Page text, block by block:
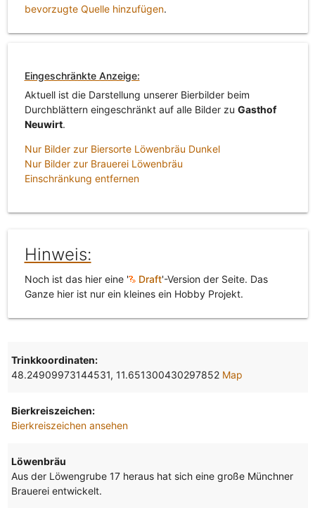
bevorzugte Quelle hinzufügen.
Eingeschränkte Anzeige:
Aktuell ist die Darstellung unserer Bierbilder beim
Durchblättern eingeschränkt auf alle Bilder zu Gasthof
Neuwirt.
Nur Bilder zur Biersorte Löwenbräu Dunkel
Nur Bilder zur Brauerei Löwenbräu
Einschränkung entfernen
Hinweis:
Noch ist das hier eine ' Draft'-Version der Seite. Das
Ganze hier ist nur ein kleines ein Hobby Projekt.
Trinkkoordinaten:
48.24909973144531, 11.651300430297852 Map
Bierkreiszeichen:
Bierkreiszeichen ansehen
Löwenbräu
Aus der Löwengrube 17 heraus hat sich eine große Münchner
Brauerei entwickelt.